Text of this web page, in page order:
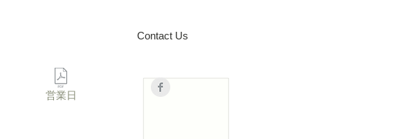
Contact Us
営業日